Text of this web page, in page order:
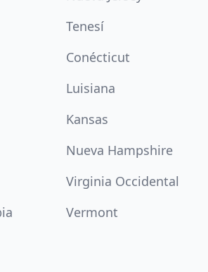
Tenesí
Conécticut
Luisiana
Kansas
Nueva Hampshire
Virginia Occidental
Vermont